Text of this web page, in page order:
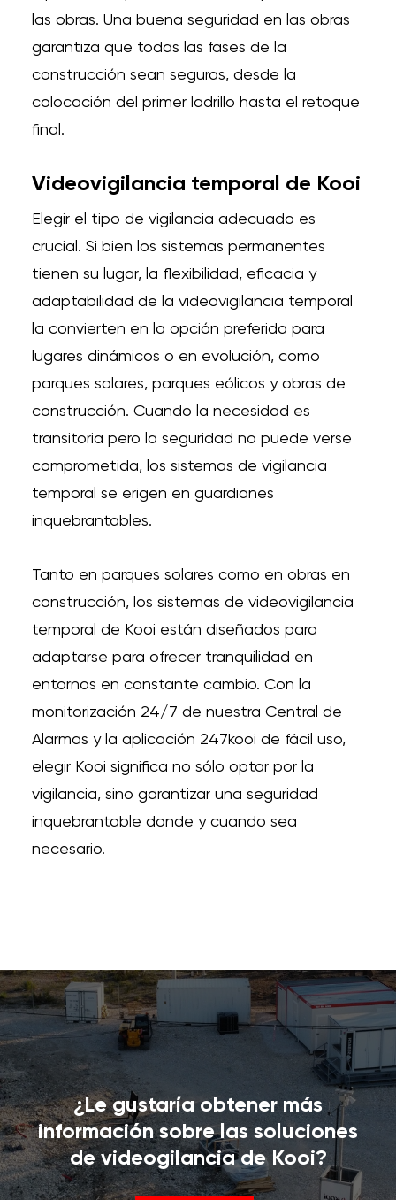
las obras. Una buena seguridad en las obras
garantiza que todas las fases de la
construcción sean seguras, desde la
colocación del primer ladrillo hasta el retoque
final.
Videovigilancia temporal de Kooi
Elegir el tipo de vigilancia adecuado es
crucial. Si bien los sistemas permanentes
tienen su lugar, la flexibilidad, eficacia y
adaptabilidad de la videovigilancia temporal
la convierten en la opción preferida para
lugares dinámicos o en evolución, como
parques solares, parques eólicos y obras de
construcción. Cuando la necesidad es
transitoria pero la seguridad no puede verse
comprometida, los sistemas de vigilancia
temporal se erigen en guardianes
inquebrantables.
Tanto en parques solares como en obras en
construcción, los sistemas de videovigilancia
temporal de Kooi están diseñados para
adaptarse para ofrecer tranquilidad en
entornos en constante cambio. Con la
monitorización 24/7 de nuestra Central de
Alarmas y la aplicación 247kooi de fácil uso,
elegir Kooi significa no sólo optar por la
vigilancia, sino garantizar una seguridad
inquebrantable donde y cuando sea
necesario.
¿Le gustaría obtener más
información sobre las soluciones
de videogilancia de Kooi?